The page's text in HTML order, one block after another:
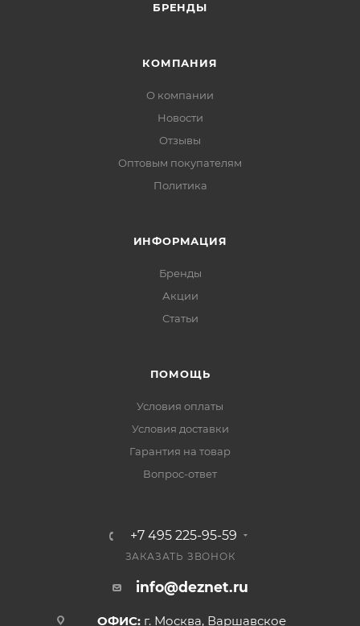
БРЕНДЫ
КОМПАНИЯ
О компании
Новости
Отзывы
Оптовым покупателям
Политика
ИНФОРМАЦИЯ
Бренды
Акции
Статьи
ПОМОЩЬ
Условия оплаты
Условия доставки
Гарантия на товар
Вопрос-ответ
+7 495 225-95-59
ЗАКАЗАТЬ ЗВОНОК
info@deznet.ru
ОФИС: г. Москва, Варшавское